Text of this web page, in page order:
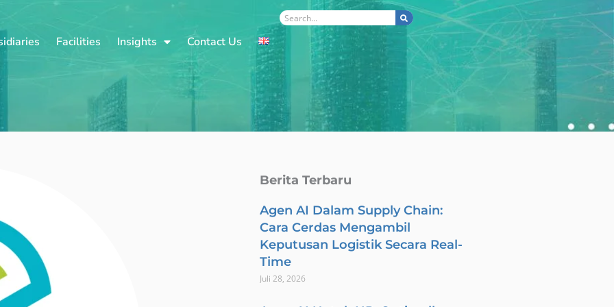
Facilities Insights Contact Us
Search
Berita Terbaru
Agen AI Dalam Supply Chain:
Cara Cerdas Mengambil
Keputusan Logistik Secara Real-
Time
Juli 28, 2026